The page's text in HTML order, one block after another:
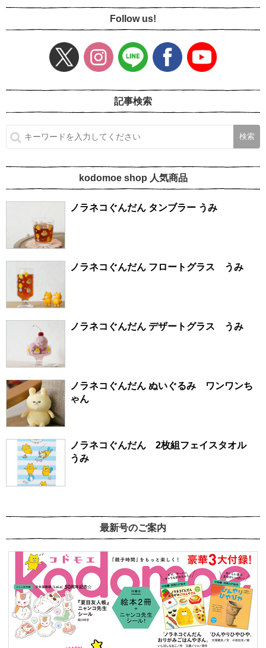
Follow us!
記事検索
kodomoe shop 人気商品
ノラネコぐんだん タンブラー うみ
ノラネコぐんだん フロートグラス うみ
ノラネコぐんだん デザートグラス うみ
ノラネコぐんだん ぬいぐるみ ワンワンち
ゃん
ノラネコぐんだん 2枚組フェイスタオル
うみ
最新号のご案内